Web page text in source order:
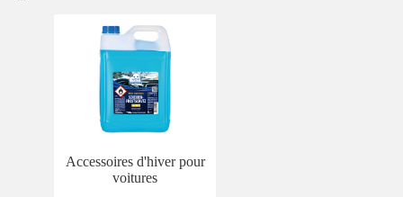
Accessoires d'hiver pour
voitures